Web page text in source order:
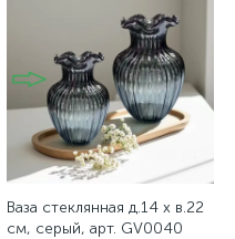
Ваза стеклянная д.14 х в.22
см, серый, арт. GV0040